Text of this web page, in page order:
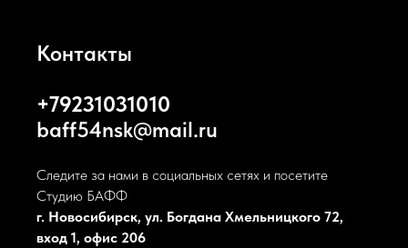
Контакты
+79231031010
baff54nsk@mail.ru
Следите за нами в социальных сетях и посетите
Студию БАФФ
г. Новосибирск, ул. Богдана Хмельницкого 72,
вход 1, офис 206